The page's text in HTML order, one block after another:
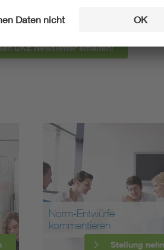
Sie bereits frühzeitig über zukünftige
DKE Newsletter erhalten!
Norm-Entwürfe
kommentieren
Stellung